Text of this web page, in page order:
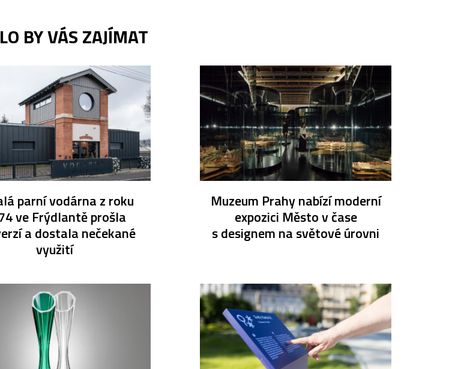
BY VÁS ZAJÍMAT
parní vodárna z roku
ve Frýdlantě prošla
a dostala nečekané
využití
Muzeum Prahy nabízí moderní
expozici Město v čase
s designem na světové úrovni